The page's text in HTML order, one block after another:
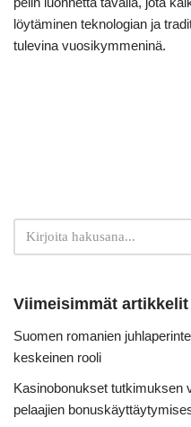
löytäminen teknologian ja
tulevina vuosikymmeninä.
Viimeisimmät artikkelit
Suomen romanien
keskeinen rooli
Kasinobonukset tutkimuksen
pelaajien